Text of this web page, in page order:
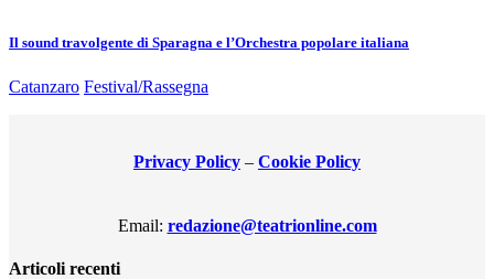
Il sound travolgente di Sparagna e l’Orchestra popolare italiana
Catanzaro Festival/Rassegna
Privacy Policy – Cookie Policy
Email: redazione@teatrionline.com
Articoli recenti